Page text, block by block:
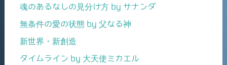
魂のあるなしの見分け方 by サナンダ
無条件の愛の状態 by 父なる神
新世界・新創造
タイムライン by 大天使ミカエル